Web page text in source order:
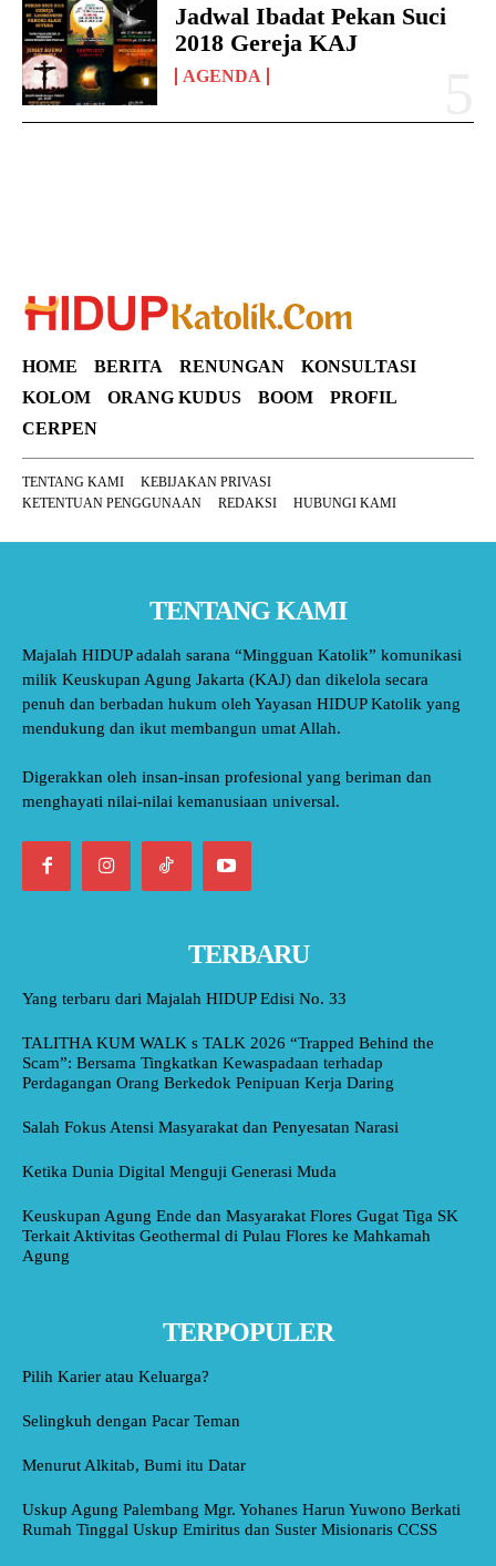
Jadwal Ibadat Pekan Suci
2018 Gereja KAJ
AGENDA
HOME BERITA RENUNGAN
KONSULTASI
KOLOM
ORANG KUDUS BOOM
PROFIL
CERPEN
TENTANG KAMI
KEBIJAKAN PRIVASI
KETENTUAN PENGGUNAAN
REDAKSI HUBUNGI KAMI
TENTANG KAMI
Majalah HIDUP adalah sarana “Mingguan Katolik” komunikasi
milik Keuskupan Agung Jakarta (KAJ) dan dikelola secara
penuh dan berbadan hukum oleh Yayasan HIDUP Katolik yang
mendukung dan ikut membangun umat Allah.
Digerakkan oleh insan-insan profesional yang beriman dan
menghayati nilai-nilai kemanusiaan universal.
TERBARU
Yang terbaru dari Majalah HIDUP Edisi No. 33
TALITHA KUM WALK s TALK 2026 “Trapped Behind the
Scam”: Bersama Tingkatkan Kewaspadaan terhadap
Perdagangan Orang Berkedok Penipuan Kerja Daring
Salah Fokus Atensi Masyarakat dan Penyesatan Narasi
Ketika Dunia Digital Menguji Generasi Muda
Keuskupan Agung Ende dan Masyarakat Flores Gugat Tiga SK
Terkait Aktivitas Geothermal di Pulau Flores ke Mahkamah
Agung
TERPOPULER
Pilih Karier atau Keluarga?
Selingkuh dengan Pacar Teman
Menurut Alkitab, Bumi itu Datar
Uskup Agung Palembang Mgr. Yohanes Harun Yuwono Berkati
Rumah Tinggal Uskup Emiritus dan Suster Misionaris CCSS